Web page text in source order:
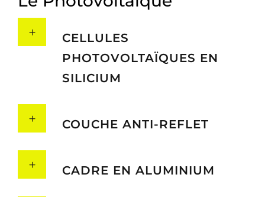
CELLULES
PHOTOVOLTAÏQUES EN
SILICIUM
COUCHE ANTI-REFLET
CADRE EN ALUMINIUM